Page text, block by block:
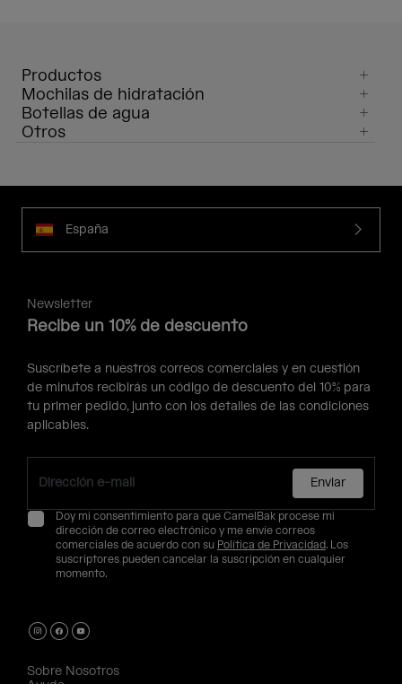
Productos
Mochilas de hidratación
Botellas de agua
Otros
España
Newsletter
Recibe un 10% de descuento
Suscríbete a nuestros correos comerciales y en cuestión
de minutos recibirás un código de descuento del 10% para
tu primer pedido, junto con los detalles de las condiciones
aplicables.
Enviar
Doy mi consentimiento para que CamelBak procese mi
dirección de correo electrónico y me envíe correos
comerciales de acuerdo con su Política de Privacidad. Los
suscriptores pueden cancelar la suscripción en cualquier
momento.
Sobre Nosotros